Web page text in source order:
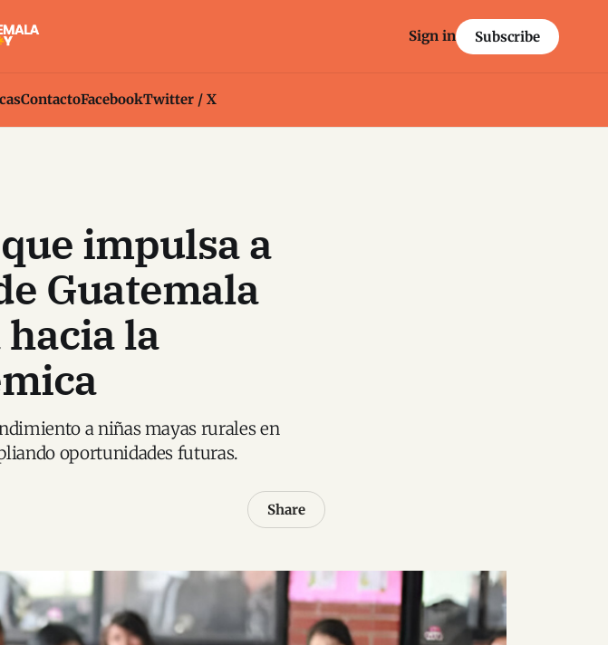
ContactoFacebookTwitter / X
Sign in Subscribe
impulsa a
Guatemala
la
a niñas mayas rurales en
oportunidades futuras.
Share